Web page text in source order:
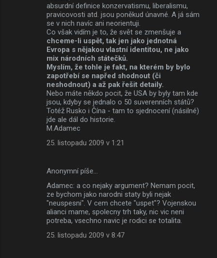
absurdní definice konzervatismu, liberalismu,
pravicovosti atd. jsou poněkud únavné. A já sám
se v nich navíc ani neorientuji.
Co však vidím je to, že svět se zmenšuje a
chceme-li uspět, tak jen jako jednotná
Evropa s nějakou vlastní identitou, ne jako
mix národních státečků.
Myslím, že tohle je fakt, na kterém by bylo
zapotřebí se napřed shodnout (či
neshodnout) a až pak řešit detaily.
Nebo máte někdo pocit, že USA by byly tam kde
jsou, kdyby se jednalo o 50 suverenních států?
Totéž Rusko i Čína - tam to sjednocení (násilné)
jde ale dál do historie.
M.Adamec
25. listopadu 2009 v 1:21
Anonymní píše…
Adamec: a co nejaky argument? Nemam pocit,
ze bychom jako narodni staty byli nejak
"neuspesni". V cem chcete "uspet"? Vojenskou
alianci mame, spolecny trh taky, nic vic neni
potreba, vsechno navic je rodici se totalita.
25. listopadu 2009 v 8:47